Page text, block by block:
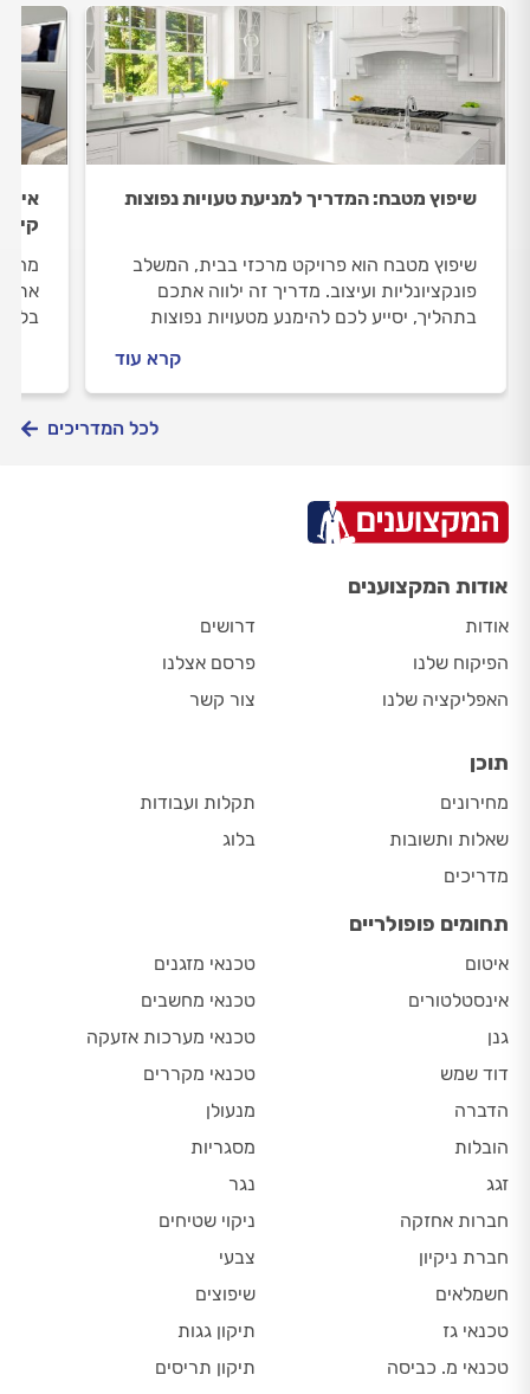
שיפוץ מטבח: המדריך למניעת טעויות נפוצות
שיפוץ מטבח הוא פרויקט מרכזי בבית, המשלב
פונקציונליות ועיצוב. מדריך זה ילווה אתכם
בתהליך, יסייע לכם להימנע מטעויות נפוצות
קרא עוד
איך
מה
את
בלי
לכל המדריכים
אודות המקצוענים
אודות
הפיקוח שלנו
האפליקציה שלנו
דרושים
פרסם אצלנו
צור קשר
תוכן
מחירונים
שאלות ותשובות
מדריכים
תקלות ועבודות
בלוג
תחומים פופולריים
איטום
אינסטלטורים
גנן
דוד שמש
הדברה
הובלות
זגג
חברות אחזקה
חברת ניקיון
חשמלאים
טכנאי גז
טכנאי מ. כביסה
טכנאי מזגנים
טכנאי מחשבים
טכנאי מערכות אזעקה
טכנאי מקררים
מנעולן
מסגריות
נגר
ניקוי שטיחים
צבעי
שיפוצים
תיקון גגות
תיקון תריסים